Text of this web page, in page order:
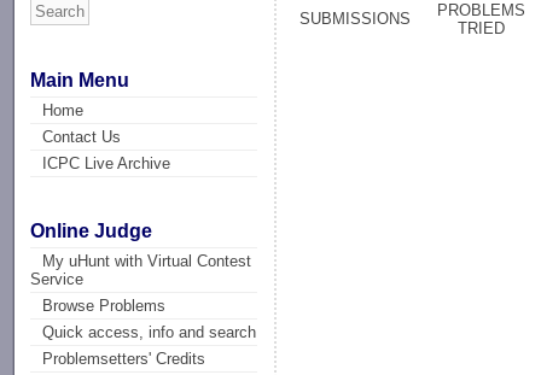
Main Menu
Home
Contact Us
ICPC Live Archive
Online Judge
My uHunt with Virtual Contest
Service
Browse Problems
Quick access, info and search
Problemsetters' Credits
SUBMISSIONS
PROBLEMS
TRIED